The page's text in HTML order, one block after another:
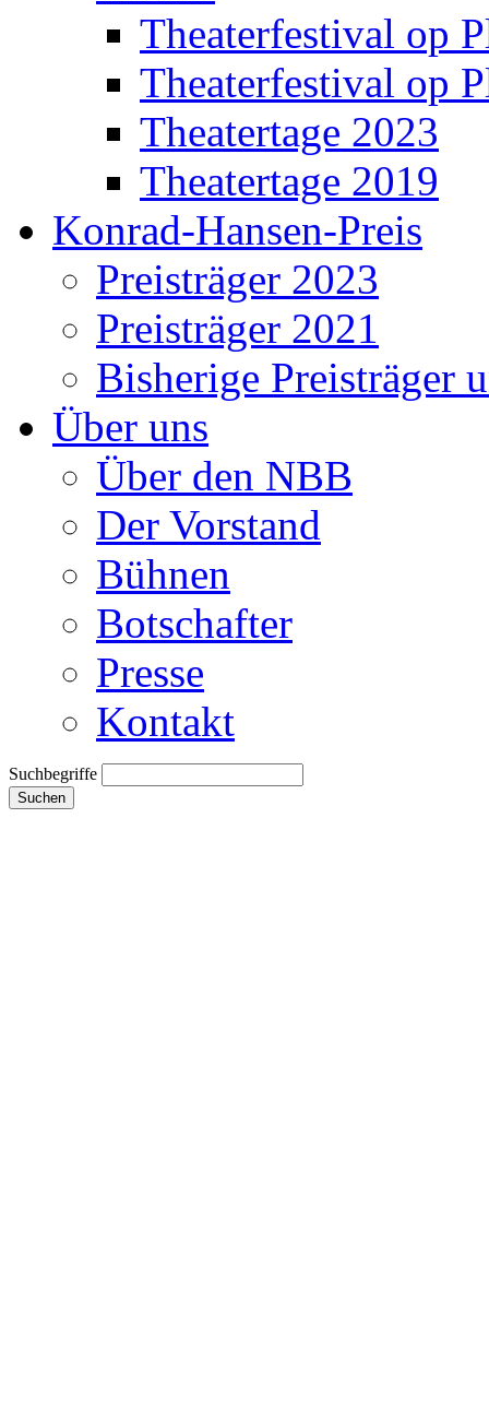
Theaterfestival op
Theaterfestival op
Theatertage 2023
Theatertage 2019
Konrad-Hansen-Preis
Preisträger 2023
Preisträger 2021
Bisherige Preisträger
Über uns
Über den NBB
Der Vorstand
Bühnen
Botschafter
Presse
Kontakt
Suchbegriffe
Suchen